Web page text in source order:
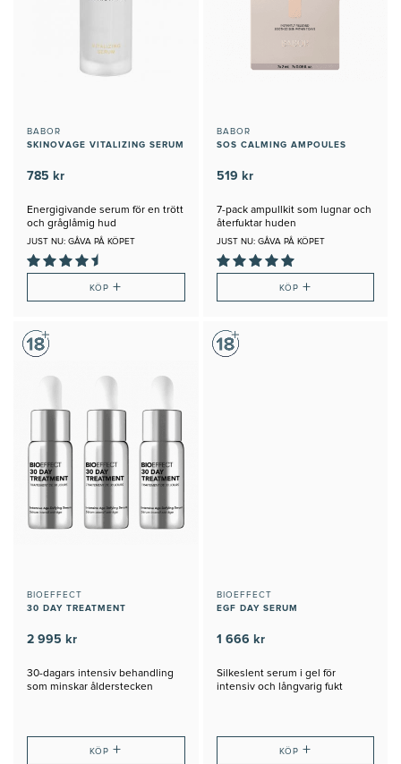
BABOR
SKINOVAGE VITALIZING SERUM
785 kr
Energigivande serum för en trött
och gråglåmig hud
JUST NU: GÅVA PÅ KÖPET
KÖP+
BABOR
SOS CALMING AMPOULES
519 kr
7-pack ampullkit som lugnar och
återfuktar huden
JUST NU: GÅVA PÅ KÖPET
KÖP +
BIOEFFECT
30 DAY TREATMENT
2 995 kr
30-dagars intensiv behandling
som minskar ålderstecken
KÖP+
BIOEFFECT
EGF DAY SERUM
1 666 kr
Silkeslent serum i gel för
intensiv och långvarig fukt
KÖP +